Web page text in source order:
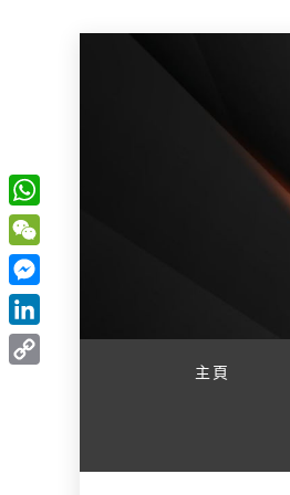
主頁
W
h
a
t
s
W
e
C
h
M
e
s
L
i